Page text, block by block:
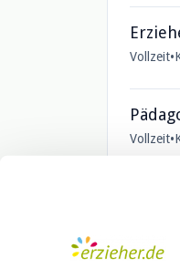
Vollzeit•
Vollzeit•